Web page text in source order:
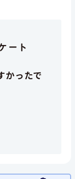
ート